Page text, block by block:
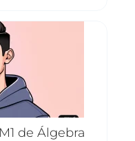
de Álgebra